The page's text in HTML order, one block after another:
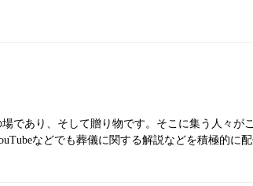
であり、そして贈り物です。そこに集う人々がこ
などでも葬儀に関する解説などを積極的に